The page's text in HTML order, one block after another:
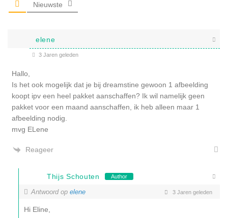
Nieuwste
elene
3 Jaren geleden
Hallo,
Is het ook mogelijk dat je bij dreamstine gewoon 1 afbeelding
koopt ipv een heel pakket aanschaffen? Ik wil namelijk geen
pakket voor een maand aanschaffen, ik heb alleen maar 1
afbeelding nodig.
mvg ELene
Reageer
Thijs Schouten Author
Antwoord op elene 3 Jaren geleden
Hi Eline,